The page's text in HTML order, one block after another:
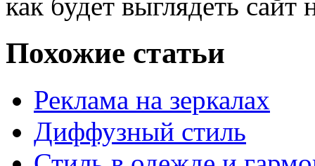
как будет выглядеть
Похожие статьи
Реклама на зеркалах
Диффузный стиль